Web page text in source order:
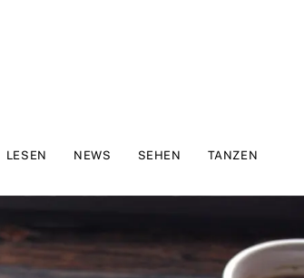
LESEN NEWS SEHEN TANZEN